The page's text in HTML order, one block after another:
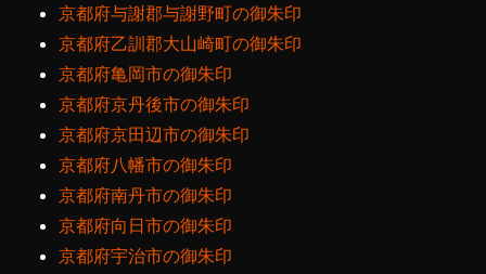
京都府与謝郡与謝野町の御朱印
京都府乙訓郡大山崎町の御朱印
京都府亀岡市の御朱印
京都府京丹後市の御朱印
京都府京田辺市の御朱印
京都府八幡市の御朱印
京都府南丹市の御朱印
京都府向日市の御朱印
京都府宇治市の御朱印